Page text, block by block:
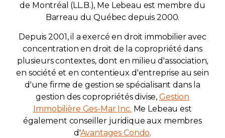
de Montréal (LL.B.), Me Lebeau est membre du
Barreau du Québec depuis 2000.
Depuis 2001, il a exercé en droit immobilier avec
concentration en droit de la copropriété dans
plusieurs contextes, dont en milieu d'association,
en société et en contentieux d'entreprise au sein
d'une firme de gestion se spécialisant dans la
gestion des copropriétés divise,Gestion
Immobilière Ges-Mar Inc. Me Lebeau est
également conseiller juridique aux membres
d'Avantages Condo.